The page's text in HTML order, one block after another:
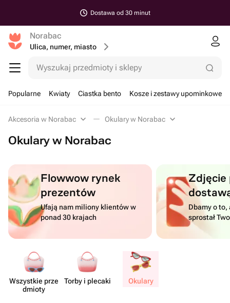
Dostawa od 30 minut
Norabac
Ulica, numer, miasto
Wyszukaj przedmioty i sklepy
Popularne Kwiaty Ciastka bento Kosze i zestawy upominkowe
Akcesoria w Norabac Okulary w Norabac
Okulary w Norabac
Flowwow rynek
prezentów
Ufają nam miliony klientów w
ponad 30 krajach
Dbamy o to,
sprostał
Wszystkie prze​
dmioty
Torby i plecaki Okulary